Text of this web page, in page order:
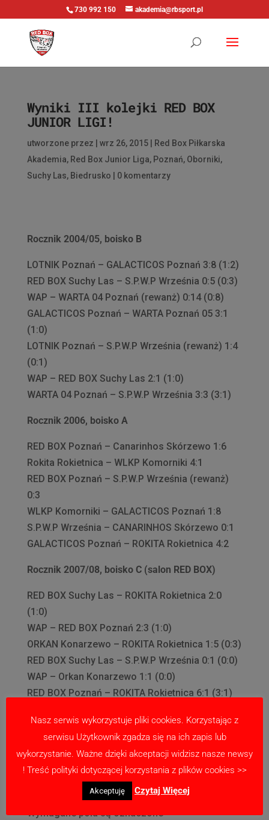
730 992 150 akademia@rbsport.pl
Wyniki III kolejki RED BOX
JUNIOR LIGI!
utworzone przez wrz 26, 2015|
Red Box Piłkarska
Akademia, Red Box Junior Liga, Poznań, Oborniki,
Suchy Las, Biedrusko 0 komentarzy
Rocznik 2004/05, boisko B
LOTNIK Poznań – GALACTICOS Poznań 3:8 (1:2)
RED BOX Suchy Las – S.P.W.P Września 0:5 (0:3)
WAP – WARTA 04 Poznań (rewanż) 0:14 (0:8)
GALACTICOS Poznań – WARTA Poznań 05 3:1
(1:0)
LOTNIK Poznań – S.P.W.P Września (rewanż) 1:4
(0:1)
WAP – RED BOX Suchy Las 2:1 (1:0)
WARTA 04 Poznań – S.P.W.P Września 3:3 (3:1)
Rocznik 2006, boisko A
RED BOX Poznań – Canarinhos Skórzewo 1:6
Rokita Rokietnica – WLKP Komorniki 4:1
RED BOX Poznań – S.P.W.P Września (rewanż)
0:3
WLKP Komorniki – GALACTICOS Poznań 1:8
S.P.W.P Września – CANARINHOS Skórzewo 0:1
GALACTICOS Poznań – ROKITA Rokietnica 4:2
Rocznik 2007/08, boisko C (salon RED BOX)
RED BOX Suchy Las – ROKITA Rokietnica 2:0
(1:0)
WAP – RED BOX Poznań 2:3 (1:0)
ORKAN Konarzewo – ROKITA Rokietnica 1:5 (0:3)
RED BOX Suchy Las – S.P.W.P Września 0:1 (0:0)
WAP – Orkan Konarzewo 1:1 (0:0)
RED BOX Poznań – ROKITA Rokietnica 6:1 (3:1)
Prześlij komentarz
Twój adres email nie zostanie opublikowany.
Wymagane pola są oznaczone*
Nasz serwis wykorzystuje pliki cookies. Korzystając z
serwisu Użytkownik zgadza się na ich zapis lub
wykorzystanie. Ważne dzięki akceptacji widzisz nasze newsy
! Treść polityki dotyczącej korzystania z plików cookies >>
Akceptuję Czytaj Więcej